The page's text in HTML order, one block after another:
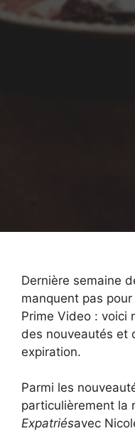
Dernière semaine
manquent pas
Prime Video : voici
des nouveautés et
expiration.
Parmi les
particulièrement la
Expatriésavec